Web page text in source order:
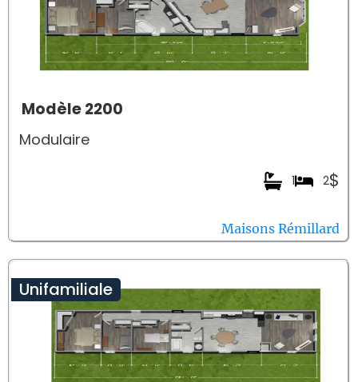
Modèle 2200
Modulaire
$
2
1
Maisons Rémillard
Unifamiliale